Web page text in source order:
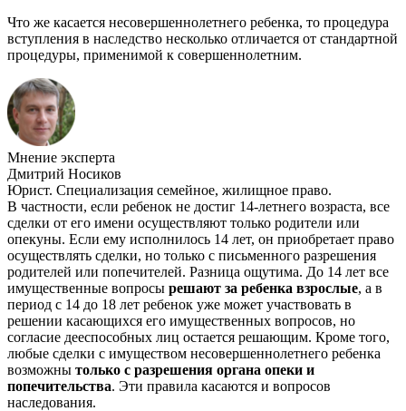
Что же касается несовершеннолетнего ребенка, то процедура
вступления в наследство несколько отличается от стандартной
процедуры, применимой к совершеннолетним.
Мнение эксперта
Дмитрий Носиков
Юрист. Специализация семейное, жилищное право.
В частности, если ребенок не достиг 14-летнего возраста, все
сделки от его имени осуществляют только родители или
опекуны. Если ему исполнилось 14 лет, он приобретает право
осуществлять сделки, но только с письменного разрешения
родителей или попечителей. Разница ощутима. До 14 лет все
имущественные вопросы решают за ребенка взрослые, а в
период с 14 до 18 лет ребенок уже может участвовать в
решении касающихся его имущественных вопросов, но
согласие дееспособных лиц остается решающим. Кроме того,
любые сделки с имуществом несовершеннолетнего ребенка
возможны только с разрешения органа опеки и
попечительства. Эти правила касаются и вопросов
наследования.